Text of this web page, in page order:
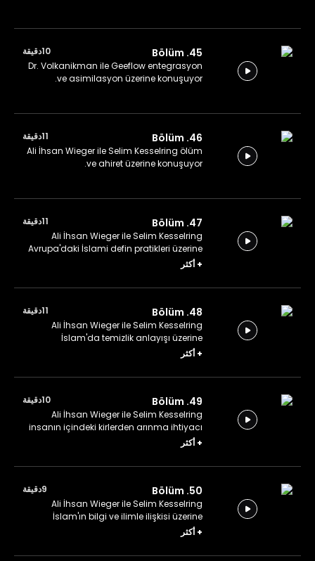
45. Bölüm
10دقيقة
Dr. Volkanikman ile Geeflow entegrasyon
ve asimilasyon üzerine konuşuyor.
46. Bölüm
11دقيقة
Ali İhsan Wieger ile Selim Kesselring ölüm
ve ahiret üzerine konuşuyor.
47. Bölüm
11دقيقة
Ali İhsan Wieger ile Selim Kesselring
Avrupa'daki İslami defin pratikleri üzerine
konuşuyor.
+أكثر
48. Bölüm
11دقيقة
Ali İhsan Wieger ile Selim Kesselring
İslam'da temizlik anlayışı üzerine
konuşuyor.
+أكثر
49. Bölüm
10دقيقة
Ali İhsan Wieger ile Selim Kesselring
insanın içindeki kirlerden arınma ihtiyacı
üzerine konuşuyor.
+أكثر
50. Bölüm
9دقيقة
Ali İhsan Wieger ile Selim Kesselring
İslam'ın bilgi ve ilimle ilişkisi üzerine
konuşuyor.
+أكثر